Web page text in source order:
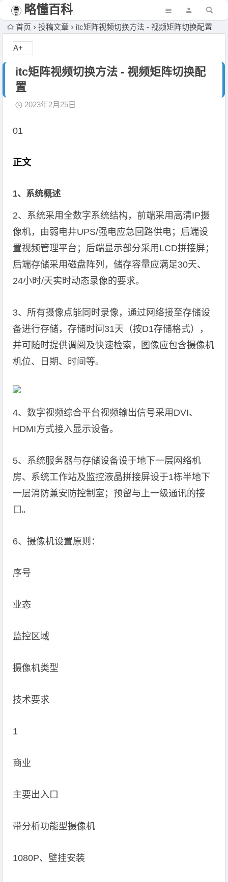
略懂百科
首页 投稿文章 itc矩阵视频切换方法 - 视频矩阵切换配置
itc矩阵视频切换方法 - 视频矩阵切换配
置
2023年2月25日
01
正文
1、系统概述
2、系统采用全数字系统结构，前端采用高清IP摄
像机，由弱电井UPS/强电应急回路供电；后端设
置视频管理平台；后端显示部分采用LCD拼接屏；
后端存储采用磁盘阵列，储存容量应满足30天、
24小时/天实时动态录像的要求。
3、所有摄像点能同时录像，通过网络接至存储设
备进行存储，存储时间31天（按D1存储格式），
并可随时提供调阅及快速检索，图像应包含摄像机
机位、日期、时间等。
4、数字视频综合平台视频输出信号采用DVI、
HDMI方式接入显示设备。
5、系统服务器与存储设备设于地下一层网络机
房、系统工作站及监控液晶拼接屏设于1栋半地下
一层消防兼安防控制室；预留与上一级通讯的接
口。
6、摄像机设置原则：
序号
业态
监控区域
摄像机类型
技术要求
1
商业
主要出入口
带分析功能型摄像机
1080P、壁挂安装
A+